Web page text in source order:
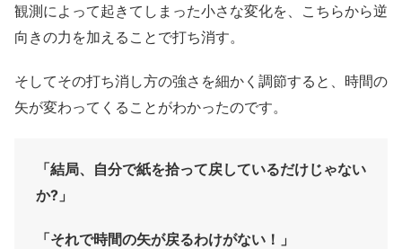
観測によって起きてしまった小さな変化を、こちらから逆
向きの力を加えることで打ち消す。
そしてその打ち消し方の強さを細かく調節すると、時間の
矢が変わってくることがわかったのです。
「結局、自分で紙を拾って戻しているだけじゃない
か?」
「それで時間の矢が戻るわけがない！」